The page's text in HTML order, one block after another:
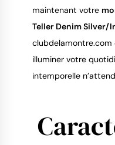
maintenant votre
Teller Denim Silver/
clubdelamontre.com
illuminer votre
intemporelle